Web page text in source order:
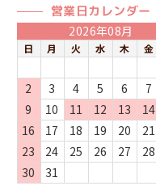
営業日カレンダー
2026年08月
日 月 火 水 木 金
2
3 4 5 6 7
9
10 11 12 13 14
16
17 18 19 20 21
23
24 25 26 27 28
30
31